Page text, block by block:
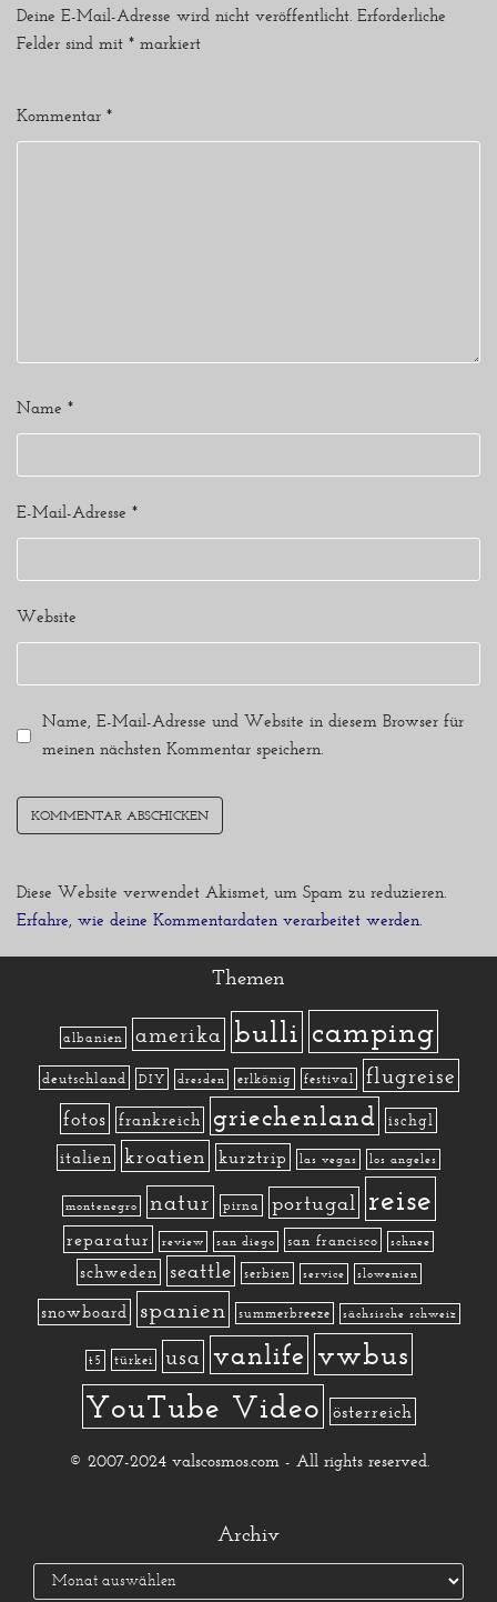
Deine E-Mail-Adresse wird nicht veröffentlicht. Erforderliche
Felder sind mit * markiert
Kommentar *
Name *
E-Mail-Adresse *
Website
Name, E-Mail-Adresse und Website in diesem Browser für
meinen nächsten Kommentar speichern.
Diese Website verwendet Akismet, um Spam zu reduzieren.
Erfahre, wie deine Kommentardaten verarbeitet werden.
Themen
albanien amerika bulli camping
deutschland DIY dresden erlkönig festival flugreise
fotos frankreich griechenland ischgl
italien kroatien kurztrip las vegas los angeles
montenegro natur pirna portugal reise
reparatur review san diego san francisco schnee
schweden seattle serbien service slowenien
snowboard spanien summerbreeze sächsische schweiz
t5 türkei usa vanlife vwbus
YouTube Video österreich
© 2007-2024 valscosmos.com - All rights reserved.
Archiv